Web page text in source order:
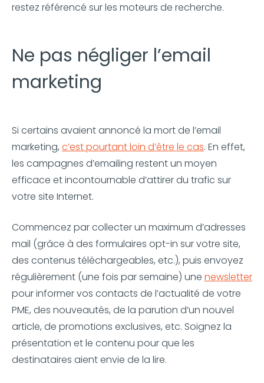
restez référencé sur les moteurs de recherche.
Ne pas négliger l’email
marketing
Si certains avaient annoncé la mort de l’email
marketing, c’est pourtant loin d’être le cas. En effet,
les campagnes d’emailing restent un moyen
efficace et incontournable d’attirer du trafic sur
votre site Internet.
Commencez par collecter un maximum d’adresses
mail (grâce à des formulaires opt-in sur votre site,
des contenus téléchargeables, etc.), puis envoyez
régulièrement (une fois par semaine) une newsletter
pour informer vos contacts de l’actualité de votre
PME, des nouveautés, de la parution d’un nouvel
article, de promotions exclusives, etc. Soignez la
présentation et le contenu pour que les
destinataires aient envie de la lire.